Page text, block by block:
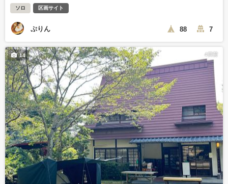
ソロ 区画サイト
ぷりん 88 7
4日前
14